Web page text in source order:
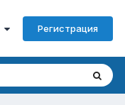
Регистрация